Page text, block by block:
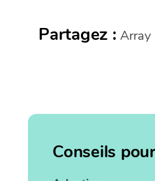
Partagez : Array
Conseils